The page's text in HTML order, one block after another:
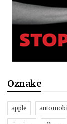
Oznake
apple